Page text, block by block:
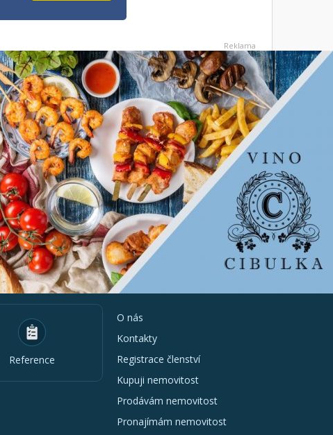
Reklama
Reference
O nás
Kontakty
Registrace členství
Kupuji nemovitost
Prodávám nemovitost
Pronajímám nemovitost